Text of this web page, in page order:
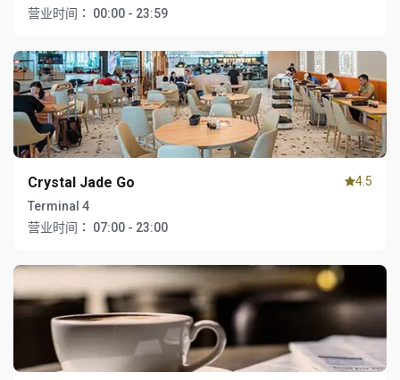
营业时间：
00:00 - 23:59
Crystal Jade Go
Terminal 4
营业时间：
07:00 - 23:00
4.5